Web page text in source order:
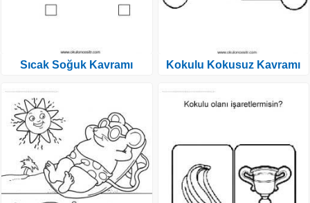
Sıcak Soğuk Kavramı Kokulu Kokusuz Kavramı